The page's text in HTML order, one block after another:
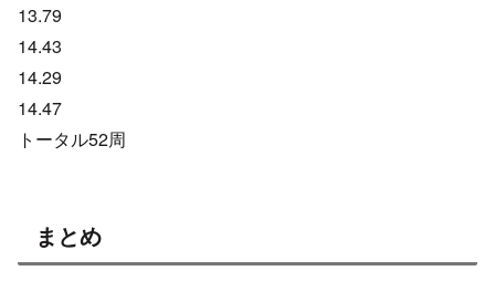
13.79
14.43
14.29
14.47
トータル52周
まとめ